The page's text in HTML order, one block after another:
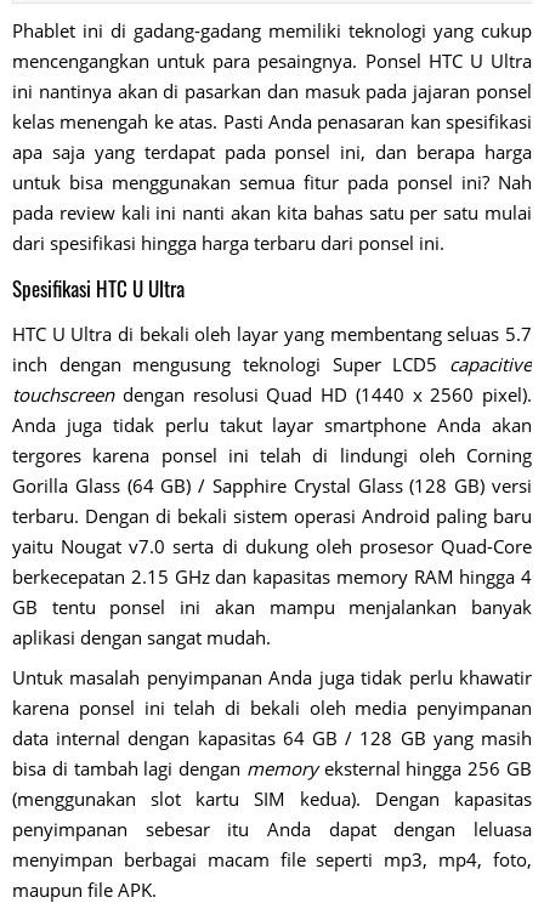
Phablet ini di gadang-gadang memiliki teknologi yang cukup
mencengangkan untuk para pesaingnya. Ponsel HTC U Ultra
ini nantinya akan di pasarkan dan masuk pada jajaran ponsel
kelas menengah ke atas. Pasti Anda penasaran kan spesifikasi
apa saja yang terdapat pada ponsel ini, dan berapa harga
untuk bisa menggunakan semua fitur pada ponsel ini? Nah
pada review kali ini nanti akan kita bahas satu per satu mulai
dari spesifikasi hingga harga terbaru dari ponsel ini.
Spesifikasi HTC U Ultra
HTC U Ultra di bekali oleh layar yang membentang seluas 5.7
inch dengan mengusung teknologi Super LCD5 capacitive
touchscreendengan resolusi Quad HD (1440 x 2560 pixel).
Anda juga tidak perlu takut layar smartphone Anda akan
tergores karena ponsel ini telah di lindungi oleh Corning
Gorilla Glass (64 GB) / Sapphire Crystal Glass (128 GB) versi
terbaru. Dengan di bekali sistem operasi Android paling baru
yaitu Nougat v7.0 serta di dukung oleh prosesor Quad-Core
berkecepatan 2.15 GHz dan kapasitas memory RAM hingga 4
GB tentu ponsel ini akan mampu menjalankan banyak
aplikasi dengan sangat mudah.
Untuk masalah penyimpanan Anda juga tidak perlu khawatir
karena ponsel ini telah di bekali oleh media penyimpanan
data internal dengan kapasitas 64 GB / 128 GB yang masih
bisa di tambah lagi dengan memoryeksternal hingga 256 GB
(menggunakan slot kartu SIM kedua). Dengan kapasitas
penyimpanan sebesar itu Anda dapat dengan leluasa
menyimpan berbagai macam file seperti mp3, mp4, foto,
maupun file APK.